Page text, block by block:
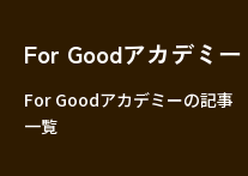
For Goodアカデミー
For Goodアカデミーの記事
一覧